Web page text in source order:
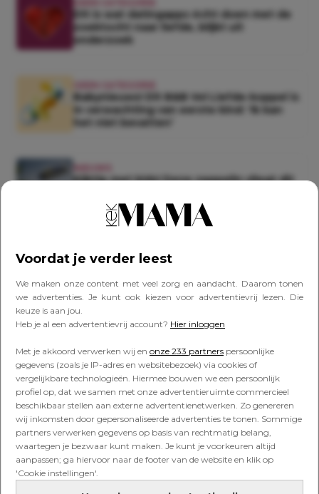
Voordat je verder leest
We maken onze content met veel zorg en aandacht. Daarom tonen
we advertenties. Je kunt ook kiezen voor advertentievrij lezen. Die
keuze is aan jou.
Heb je al een advertentievrij account? Hier inloggen
Met je akkoord verwerken wij en onze 233 partners persoonlijke
gegevens (zoals je IP-adres en websitebezoek) via cookies of
vergelijkbare technologieën. Hiermee bouwen we een persoonlijk
profiel op, dat we samen met onze advertentieruimte commercieel
beschikbaar stellen aan externe advertentienetwerken. Zo genereren
wij inkomsten door gepersonaliseerde advertenties te tonen. Sommige
partners verwerken gegevens op basis van rechtmatig belang,
waartegen je bezwaar kunt maken. Je kunt je voorkeuren altijd
aanpassen; ga hiervoor naar de footer van de website en klik op
'Cookie instellingen'.
Dit is wat datingapps écht doen met de
zoektocht naar liefde, blijkt uit
onderzoek
Babynieuws! Dit B&B Vol Liefde-koppel is
in verwachting van eerste kind: ‘Ik kan
het niet bevatten’
Kijktip met kids! Deze zeppelin vliegt dit
over een deel van Nederland
Dit is wat datingapps écht